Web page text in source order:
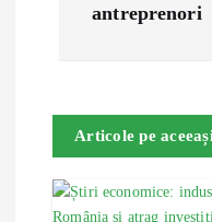
a
v
antreprenori
Articole pe